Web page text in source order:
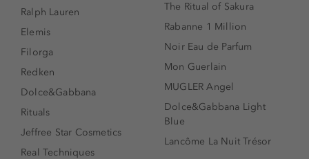
Ralph Lauren
Elemis
Filorga
Redken
Dolce&Gabbana
Rituals
Jeffree Star Cosmetics
Real Techniques
The Ritual of Sakura
Rabanne 1 Million
Noir Eau de Parfum
Mon Guerlain
MUGLER Angel
Dolce&Gabbana Light
Blue
Lancôme La Nuit Trésor